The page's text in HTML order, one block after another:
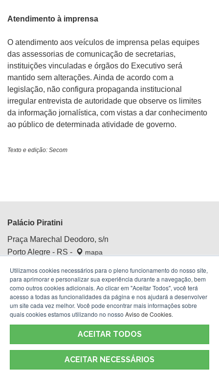
Atendimento à imprensa
O atendimento aos veículos de imprensa pelas equipes
das assessorias de comunicação de secretarias,
instituições vinculadas e órgãos do Executivo será
mantido sem alterações. Ainda de acordo com a
legislação, não configura propaganda institucional
irregular entrevista de autoridade que observe os limites
da informação jornalística, com vistas a dar conhecimento
ao público de determinada atividade de governo.
Texto e edição: Secom
Palácio Piratini
Praça Marechal Deodoro, s/n
Porto Alegre - RS -
mapa
Fone:(51) 3210.4100
Termos de Uso
Utilizamos cookies necessários para o pleno funcionamento do nosso site,
para aprimorar e personalizar sua experiência durante a navegação, bem
como outros cookies adicionais. Ao clicar em "Aceitar Todos", você terá
acesso a todas as funcionalidades da página e nos ajudará a desenvolver
um site cada vez melhor. Você pode encontrar mais informações sobre
quais cookies estamos utilizando no nosso Aviso de Cookies.
ACEITAR TODOS
ACEITAR NECESSÁRIOS